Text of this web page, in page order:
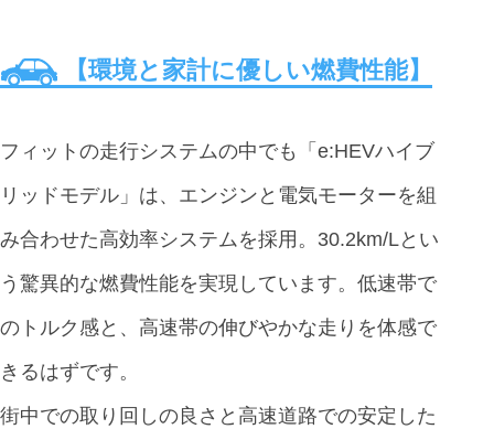
【環境と家計に優しい燃費性能】
フィットの走行システムの中でも「e:HEVハイブ
リッドモデル」は、エンジンと電気モーターを組
み合わせた高効率システムを採用。30.2km/Lとい
う驚異的な燃費性能を実現しています。低速帯で
のトルク感と、高速帯の伸びやかな走りを体感で
きるはずです。
街中での取り回しの良さと高速道路での安定した